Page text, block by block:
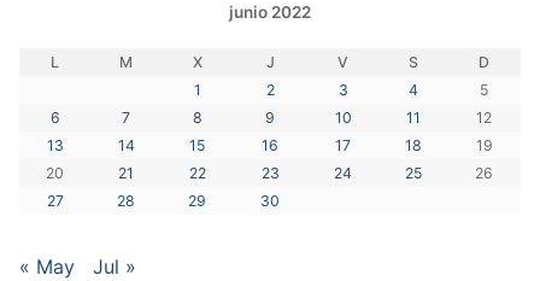
junio 2022
L M X J V S
D
1
2 3 4
5
6
7 8 9 10 11
12
13
14 15 16 17 18
19
20
21 22 23 24 25
26
27
28 29 30
« May Jul »